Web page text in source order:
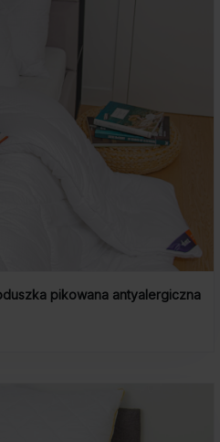
pikowana antyalergiczna